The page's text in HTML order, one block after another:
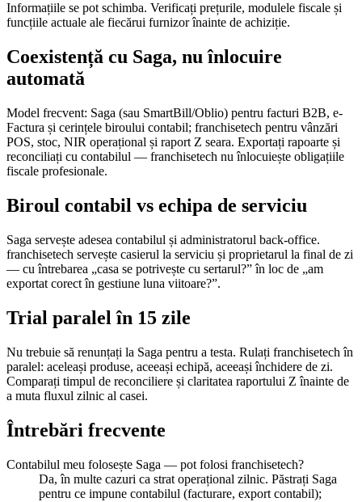
Informațiile se pot schimba. Verificați prețurile, modulele fiscale și
funcțiile actuale ale fiecărui furnizor înainte de achiziție.
Coexistență cu Saga, nu înlocuire
automată
Model frecvent: Saga (sau SmartBill/Oblio) pentru facturi B2B, e-
Factura și cerințele biroului contabil; franchisetech pentru vânzări
POS, stoc, NIR operațional și raport Z seara. Exportați rapoarte și
reconciliați cu contabilul — franchisetech nu înlocuiește obligațiile
fiscale profesionale.
Biroul contabil vs echipa de serviciu
Saga servește adesea contabilul și administratorul back-office.
franchisetech servește casierul la serviciu și proprietarul la final de zi
— cu întrebarea „casa se potrivește cu sertarul?” în loc de „am
exportat corect în gestiune luna viitoare?”.
Trial paralel în 15 zile
Nu trebuie să renunțați la Saga pentru a testa. Rulați franchisetech în
paralel: aceleași produse, aceeași echipă, aceeași închidere de zi.
Comparați timpul de reconciliere și claritatea raportului Z înainte de
a muta fluxul zilnic al casei.
Întrebări frecvente
Contabilul meu folosește Saga — pot folosi franchisetech?
Da, în multe cazuri ca strat operațional zilnic. Păstrați Saga
pentru ce impune contabilul (facturare, export contabil);